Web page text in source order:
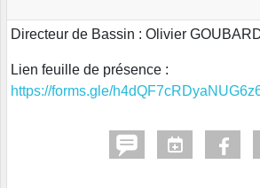
Directeur de Bassin : Olivier
Lien feuille de présence :
https://forms.gle/